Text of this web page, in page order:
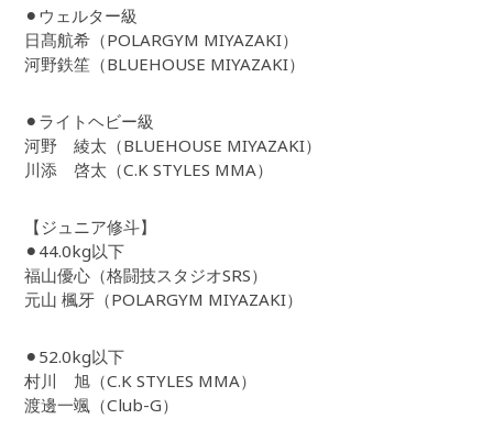
⚫︎ウェルター級
日髙航希（POLARGYM MIYAZAKI）
河野鉄笙（BLUEHOUSE MIYAZAKI）
⚫︎ライトヘビー級
河野 綾太（BLUEHOUSE MIYAZAKI）
川添 啓太（C.K STYLES MMA）
【ジュニア修斗】
⚫︎44.0kg以下
福山優心（格闘技スタジオSRS）
元山 楓牙（POLARGYM MIYAZAKI）
⚫︎52.0kg以下
村川 旭（C.K STYLES MMA）
渡邊一颯（Club-G）